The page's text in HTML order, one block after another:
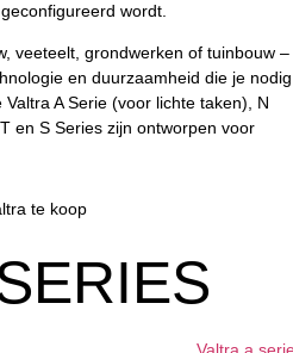
wordt.
veeteelt, grondwerken of tuinbouw –
en duurzaamheid die je nodig
A Serie (voor lichte taken), N
en S Series zijn ontworpen voor